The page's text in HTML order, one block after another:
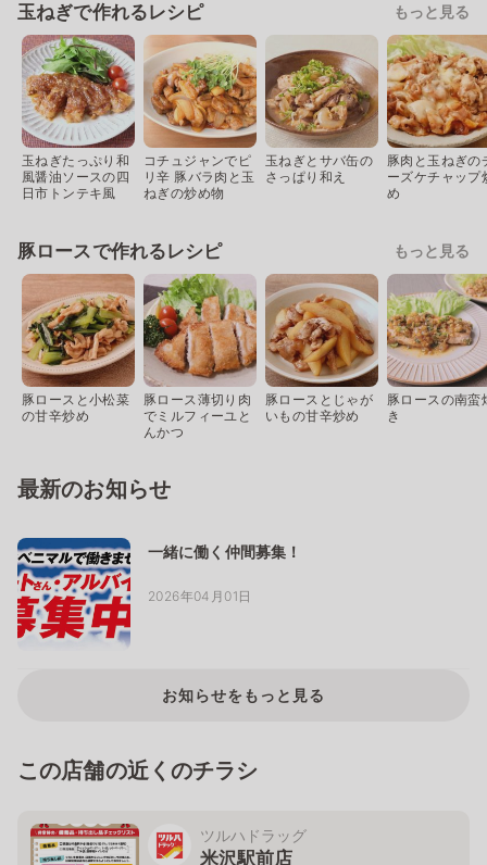
玉ねぎで作れるレシピ もっと見る
玉ねぎたっぷり和
風醤油ソースの四
日市トンテキ風
コチュジャンでピ
リ辛 豚バラ肉と玉
ねぎの炒め物
玉ねぎとサバ缶の
さっぱり和え
豚肉と玉ねぎの
ーズケチャップ
め
豚ロースで作れるレシピ もっと見る
豚ロースと小松菜
の甘辛炒め
豚ロース薄切り肉
でミルフィーユと
んかつ
豚ロースとじゃが
いもの甘辛炒め
豚ロースの南蛮
き
最新のお知らせ
一緒に働く仲間募集！
2026年04月01日
お知らせをもっと見る
この店舗の近くのチラシ
ツルハドラッグ
米沢駅前店